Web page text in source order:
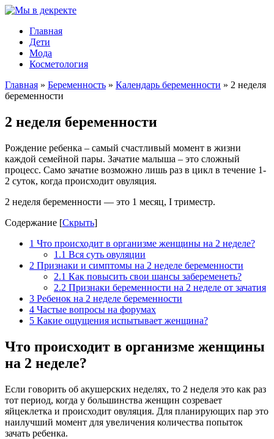
Главная
Дети
Мода
Косметология
Главная » Беременность » Календарь беременности » 2 неделя
беременности
2 неделя беременности
Рождение ребенка – самый счастливый момент в жизни
каждой семейной пары. Зачатие малыша – это сложный
процесс. Само зачатие возможно лишь раз в цикл в течение 1-
2 суток, когда происходит овуляция.
2 неделя беременности — это 1 месяц, I триместр.
Содержание [Скрыть]
1 Что происходит в организме женщины на 2 неделе?
1.1 Вся суть овуляции
2 Признаки и симптомы на 2 неделе беременности
2.1 Как повысить свои шансы забеременеть?
2.2 Признаки беременности на 2 неделе от зачатия
3 Ребенок на 2 неделе беременности
4 Частые вопросы на форумах
5 Какие ощущения испытывает женщина?
Что происходит в организме женщины
на 2 неделе?
Если говорить об акушерских неделях, то 2 неделя это как раз
тот период, когда у большинства женщин созревает
яйцеклетка и происходит овуляция. Для планирующих пар это
наилучший момент для увеличения количества попыток
зачать ребенка.